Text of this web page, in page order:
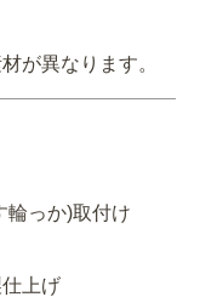
が異なります。
輪っか)取付け
上げ